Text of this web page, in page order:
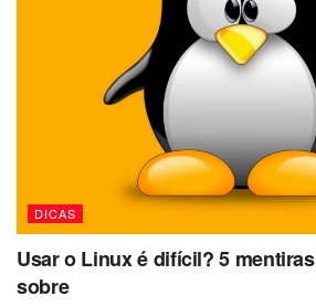
DICAS
Usar o Linux é difícil? 5
sobre